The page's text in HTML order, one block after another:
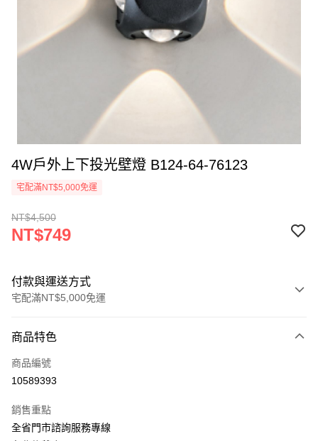
4W戶外上下投光壁燈 B124-64-76123
宅配滿NT$5,000免運
NT$4,500
NT$749
付款與運送方式
宅配滿NT$5,000免運
信用卡一次付款
LINE Pay
街口支付
商品特色
商品編號
10589393
銷售重點
全省門市諮詢服務專線